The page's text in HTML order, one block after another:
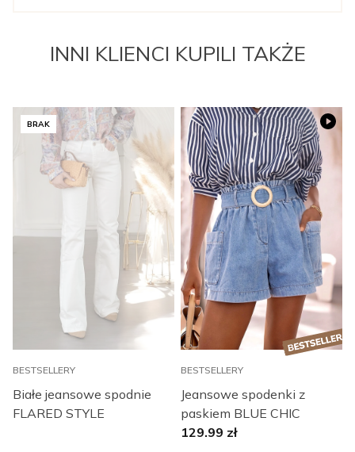
INNI KLIENCI KUPILI TAKŻE
BRAK
BESTSELLERY
Białe jeansowe spodnie
FLARED STYLE
BESTSELLERY
Jeansowe spodenki z
paskiem BLUE CHIC
129.99 zł